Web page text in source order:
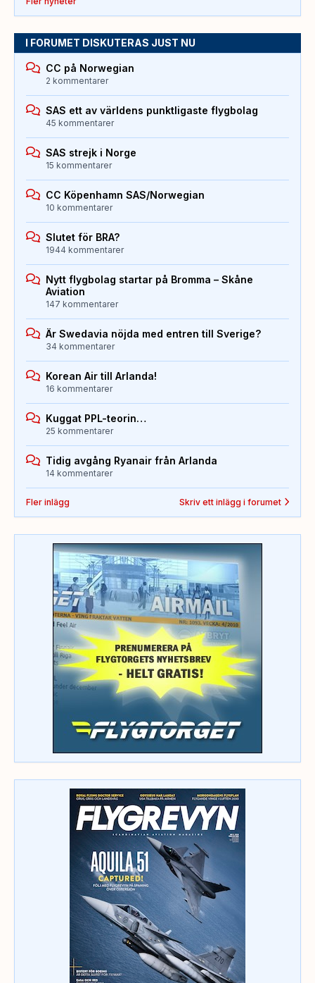
I FORUMET DISKUTERAS JUST NU
CC på Norwegian
2 kommentarer
SAS ett av världens punktligaste flygbolag
45 kommentarer
SAS strejk i Norge
15 kommentarer
CC Köpenhamn SAS/Norwegian
10 kommentarer
Slutet för BRA?
1944 kommentarer
Nytt flygbolag startar på Bromma – Skåne
Aviation
147 kommentarer
Är Swedavia nöjda med entren till Sverige?
34 kommentarer
Korean Air till Arlanda!
16 kommentarer
Kuggat PPL-teorin…
25 kommentarer
Tidig avgång Ryanair från Arlanda
14 kommentarer
Fler inlägg Skriv ett inlägg i forumet